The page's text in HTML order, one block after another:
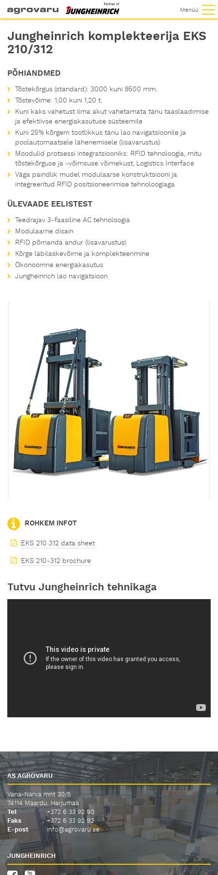
Menüü
Jungheinrich komplekteerija EKS
210/312
PÕHIANDMED
Tõstekõrgus (standard): 3000 kuni 9500 mm.
Tõstevõime: 1,00 kuni 1,20 t.
Kuni kaks vahetust ilma akut vahetamata tänu taaslaadimise
ja efektiivse energiakasutuse süsteemile
Kuni 25% kõrgem tootlikkus tänu lao navigatsioonile ja
poolautomaatsele lähenemisele (lisavarustus)
Moodulid protsessi integratsiooniks: RFID tehnoloogia, mitu
tõstekõrguse ja -võimsuse võimekust, Logistics Interface
Väga paindlik mudel modulaarse konstruktsiooni ja
integreeritud RFID positsioneerimise tehnoloogiaga
ÜLEVAADE EELISTEST
Teedrajav 3-faasiline AC tehnoloogia
Modulaarne disain
RFID põrnanda andur (lisavarustus)
Kõrge läbilaskevõime ja komplekteerimine
Ökonoomne energiakasutus
Jungheinrich lao navigatsioon
ROHKEM INFOT
EKS 210 312 data sheet
EKS 210-312 brochure
Tutvu Jungheinrich tehnikaga
AS AGROVARU
Vana-Narva mnt 30/5
74114 Maardu, Harjumaa
Tel
+372 6 33 92 90
Faks
+372 6 33 92 92
E-post
info@agrovaru.ee
JUNGHEINRICH